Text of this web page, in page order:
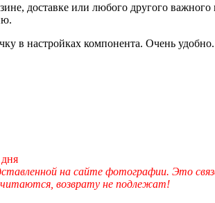
доставке или любого другого
в настройках компонента. Очень удобно.
на сайте фотографии. Это
возврату не подлежат!